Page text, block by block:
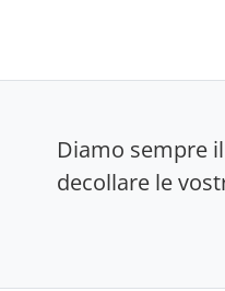
Diamo sempre
decollare le